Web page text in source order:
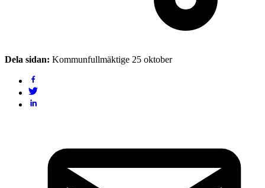
Dela sidan: Kommunfullmäktige 25 oktober